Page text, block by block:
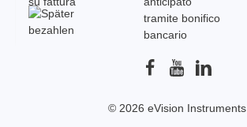
© 2026 eVision Instruments